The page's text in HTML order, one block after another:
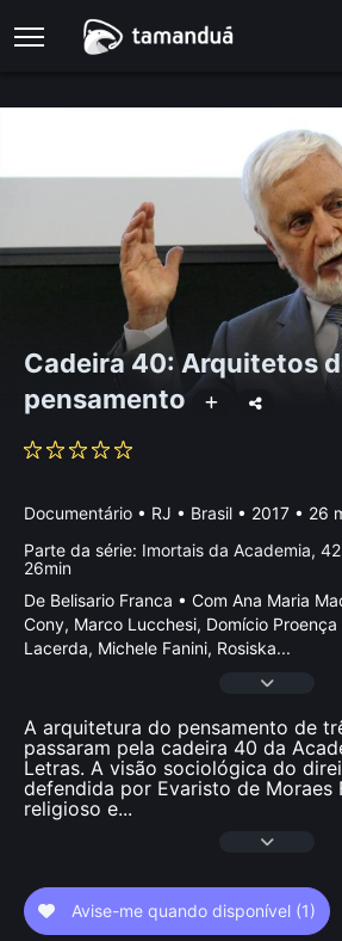
Cadeira 40: Arquitetos
pensamento
Documentário • RJ • Brasil • 2017 • 26
Parte da série: Imortais da Academia,
26min
De Belisario Franca • Com Ana Maria
Cony, Marco Lucchesi, Domí­cio Proença
Lacerda, Michele Fanini, Rosiska...
A arquitetura do pensamento de
passaram pela cadeira 40 da
Letras. A visão sociológica do
defendida por Evaristo de Moraes
religioso e...
Avise-me quando disponível (1)